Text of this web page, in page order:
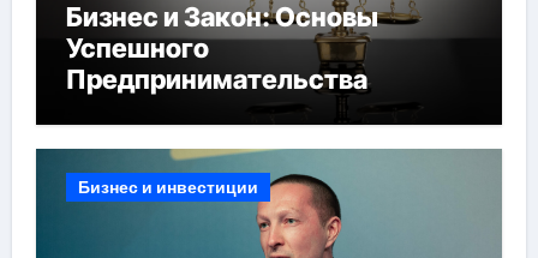
Бизнес и Закон: Основы
Успешного
Предпринимательства
Бизнес и инвестиции